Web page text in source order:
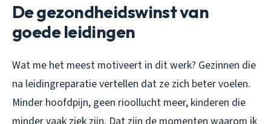
De gezondheidswinst van
goede leidingen
Wat me het meest motiveert in dit werk? Gezinnen die
na leidingreparatie vertellen dat ze zich beter voelen.
Minder hoofdpijn, geen rioollucht meer, kinderen die